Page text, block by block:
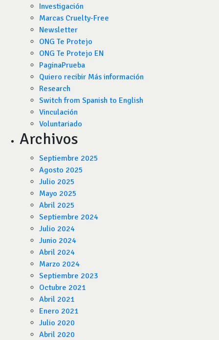
Investigación
Marcas Cruelty-Free
Newsletter
ONG Te Protejo
ONG Te Protejo EN
PaginaPrueba
Quiero recibir Más información
Research
Switch from Spanish to English
Vinculación
Voluntariado
Archivos
Septiembre 2025
Agosto 2025
Julio 2025
Mayo 2025
Abril 2025
Septiembre 2024
Julio 2024
Junio 2024
Abril 2024
Marzo 2024
Septiembre 2023
Octubre 2021
Abril 2021
Enero 2021
Julio 2020
Abril 2020